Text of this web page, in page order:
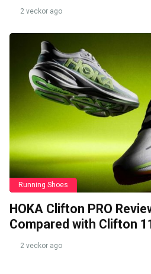
2 veckor ago
Running Shoes
HOKA Clifton PRO
Compared with Clifton
2 veckor ago